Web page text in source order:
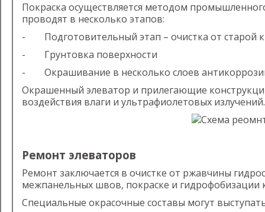
Покраска осуществляется методом
проводят в несколько этапов:
- Подготовительный этап – очистка от старой
- Грунтовка поверхности
- Окрашивание в несколько слоев
Окрашенный элеватор и прилегающие
воздействия влаги и ультрафиолетовых излучений.
Ремонт элеваторов
Ремонт заключается в очистке от ржавчины
межпанельных швов, покраске и гидрофобизации
Специальные окрасочные составы могут